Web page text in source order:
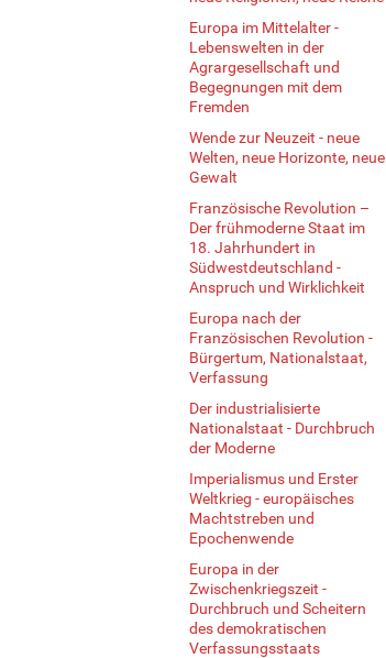
Europa im Mittelalter -
Lebenswelten in der
Agrargesellschaft und
Begegnungen mit dem
Fremden
Wende zur Neuzeit - neue
Welten, neue Horizonte, neue
Gewalt
Französische Revolution –
Der frühmoderne Staat im
18. Jahrhundert in
Südwestdeutschland -
Anspruch und Wirklichkeit
Europa nach der
Französischen Revolution -
Bürgertum, Nationalstaat,
Verfassung
Der industrialisierte
Nationalstaat - Durchbruch
der Moderne
Imperialismus und Erster
Weltkrieg - europäisches
Machtstreben und
Epochenwende
Europa in der
Zwischenkriegszeit -
Durchbruch und Scheitern
des demokratischen
Verfassungsstaats